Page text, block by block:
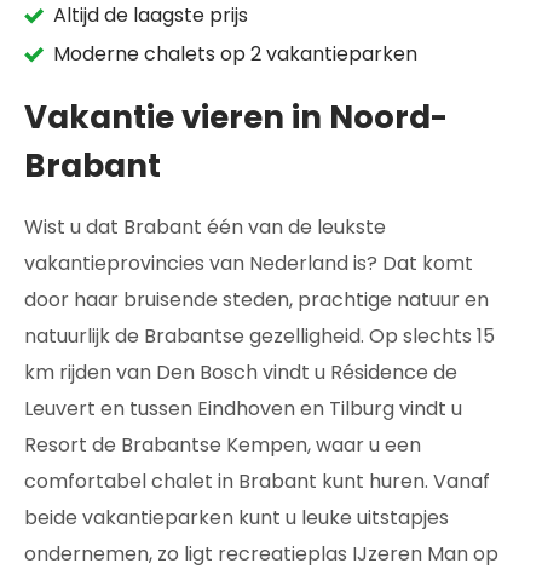
Altijd de laagste prijs
Moderne chalets op 2 vakantieparken
Vakantie vieren in Noord-
Brabant
Wist u dat Brabant één van de leukste
vakantieprovincies van Nederland is? Dat komt
door haar bruisende steden, prachtige natuur en
natuurlijk de Brabantse gezelligheid. Op slechts 15
km rijden van Den Bosch vindt u Résidence de
Leuvert en tussen Eindhoven en Tilburg vindt u
Resort de Brabantse Kempen, waar u een
comfortabel chalet in Brabant kunt huren. Vanaf
beide vakantieparken kunt u leuke uitstapjes
ondernemen, zo ligt recreatieplas IJzeren Man op